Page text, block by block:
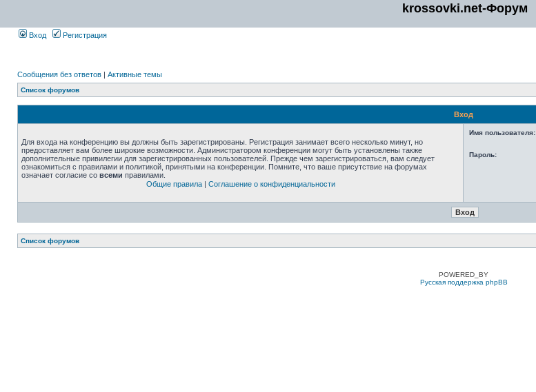
krossovki.net-Форум
Вход Регистрация
Сообщения без ответов | Активные темы
Список форумов
Вход
Для входа на конференцию вы должны быть зарегистрированы. Регистрация занимает всего несколько минут, но
предоставляет вам более широкие возможности. Администратором конференции могут быть установлены также
дополнительные привилегии для зарегистрированных пользователей. Прежде чем зарегистрироваться, вам следует
ознакомиться с правилами и политикой, принятыми на конференции. Помните, что ваше присутствие на форумах
означает согласие со всеми правилами.
Общие правила| Соглашение о конфиденциальности
Имя пользователя:
Пароль:
Список форумов
POWERED_BY
Русская поддержка phpBB